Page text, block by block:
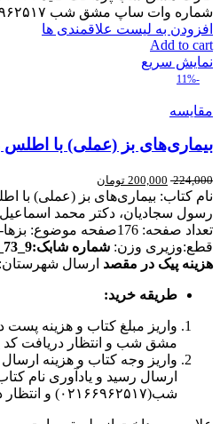
شماره وات ساپ مشق شب ۰۲۱۶۶۹۶۲۵۱۷ اطلاع رسانی کنید.
افزودن به لیست علاقمندی ها
Add to cart
نمایش سریع
-11%
مقایسه
بیماری‌های بز (عملی) با
224,000
200,000 تومان
نام کتاب: بیماری‌های بز (عملی) با
رسول سجادیان، دکتر محمد
تعداد صفحه: 176صفحه
قطع:وزیری وزن: شماره شابک:9_73_5305_600_978
هزینه پیک در مقصد ارسال شهرستان:
طریقه خرید:
واریز مبلغ کتاب و هزینه پست
مشق شب و انتظار دریافت کد
واریز وجه کتاب و هزینه
ارسال رسید و یادآوری نام
شب(۰۲۱۶۶۹۶۲۵۱۷) و انتظار دریافت کد پیگیری مرسوله